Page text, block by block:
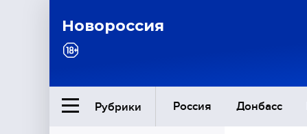
Новороссия
Рубрики Россия Донбасс